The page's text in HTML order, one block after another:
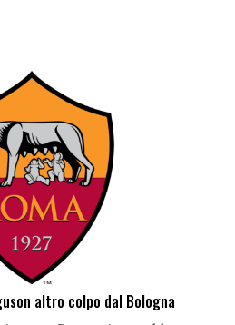
altro colpo dal Bologna